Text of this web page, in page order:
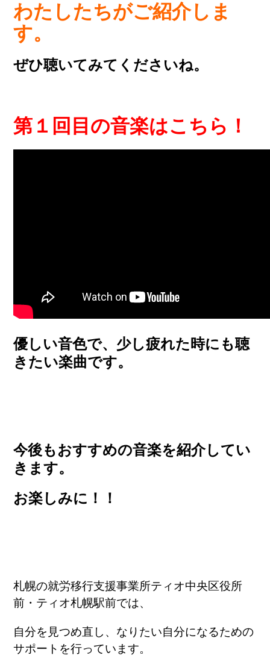
わたしたちがご紹介しま
す。
ぜひ聴いてみてくださいね。
第１回目の音楽はこちら！
優しい音色で、少し疲れた時にも聴
きたい楽曲です。
今後もおすすめの音楽を紹介してい
きます。
お楽しみに！！
札幌の就労移行支援事業所ティオ中央区役所
前・ティオ札幌駅前では、
自分を見つめ直し、なりたい自分になるための
サポートを行っています。